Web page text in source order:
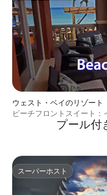
ウェスト・ベイのリゾート
ビーチフロントスイート：
ト＋スタッフプール付
スーパーホスト
スーパーホスト